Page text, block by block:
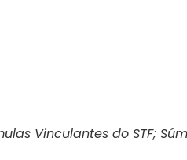
Vinculantes do STF;